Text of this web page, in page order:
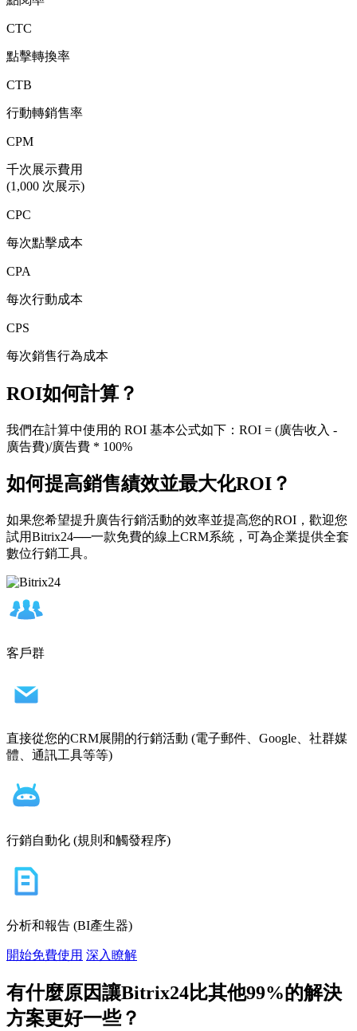
CTC
點擊轉換率
CTB
行動轉銷售率
CPM
千次展示費用
(1,000 次展示)
CPC
每次點擊成本
CPA
每次行動成本
CPS
每次銷售行為成本
ROI如何計算？
我們在計算中使用的 ROI 基本公式如下：ROI = (廣告收入 -
廣告費)/廣告費 * 100%
如何提高銷售績效並最大化ROI？
如果您希望提升廣告行銷活動的效率並提高您的ROI，歡迎您
試用Bitrix24──一款免費的線上CRM系統，可為企業提供全套
數位行銷工具。
客戶群
直接從您的CRM展開的行銷活動 (電子郵件、Google、社群媒
體、通訊工具等等)
行銷自動化 (規則和觸發程序)
分析和報告 (BI產生器)
開始免費使用 深入瞭解
有什麼原因讓Bitrix24比其他99%的解決
方案更好一些？